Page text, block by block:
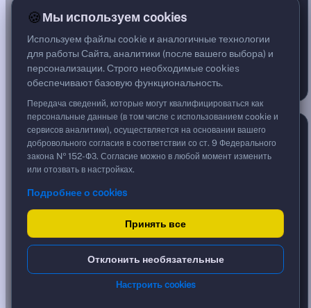
РОСТ ШИРЕ РЫНКА
ПОКАЗАТЕЛИ — ДОЛЯ БУМАГ
Выше MA200
Объём выше среднего
Индекс страха и жадности 8 авг., 14:22
56
СТРАХ
0–44
НЕЙТРАЛЬНО
45–55
ЖАДНОСТЬ
КОМПОНЕНТЫ — ОТКЛОНЕНИЕ ОТ НЕЙТРАЛИ
🍪Мы используем cookies
Используем файлы cookie и аналогичные технологии
для работы Сайта, аналитики (после вашего выбора) и
персонализации. Строго необходимые cookies
обеспечивают базовую функциональность.
Передача сведений, которые могут квалифицироваться как
персональные данные (в том числе с использованием cookie и
сервисов аналитики), осуществляется на основании вашего
добровольного согласия в соответствии со ст. 9 Федерального
закона № 152-ФЗ. Согласие можно в любой момент изменить
или отозвать в настройках.
Подробнее о cookies
Принять все
Отклонить необязательные
Настроить cookies